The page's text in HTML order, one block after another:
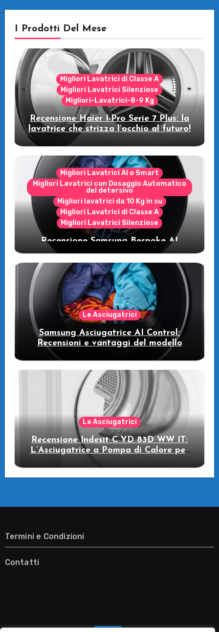
I Prodotti Del Mese
Migliori Lavatrici di Classe A
Migliori Lavatrici Silenziose
Migliori-Lavatrici-8-9 Kg
Recensione Haier I-Pro Serie 7 Plus: la
lavatrice che strizza l’occhio al futuro!
Migliori Lavatrici AI o Smart
Migliori Lavatrici con Dosaggio Automatico
del detersivo
Migliori lavatrici da 10 Kg in su
Migliori Lavatrici di Classe A
Migliori Lavatrici Silenziose
Recensione Samsung Bespoke AI
WW11DB7B94GE/U3: la lavatrice
intelligente che fa risparmiare
Le Asciugatrici
Samsung Asciugatrice AI Control:
Recensioni e vantaggi del modello
Le Asciugatrici
Recensione Indesit C YD 83D WW IT:
L’Asciugatrice a Pompa di Calore per
il Tuo Benessere
Termini e Condizioni
Contatti